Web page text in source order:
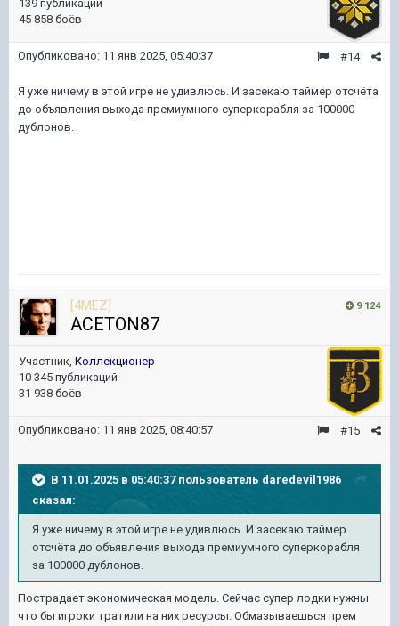
139 публикаций
45 858 боёв
#14
Опубликовано: 11 янв 2025, 05:40:37
Я уже ничему в этой игре не удивлюсь. И засекаю таймер отсчёта
до объявления выхода премиумного суперкорабля за 100000
дублонов.
9 124
[4MEZ]
ACETON87
Участник, Коллекционер
10 345 публикаций
31 938 боёв
#15
Опубликовано: 11 янв 2025, 08:40:57
В 11.01.2025 в 05:40:37 пользователь daredevil1986
сказал:
Я уже ничему в этой игре не удивлюсь. И засекаю таймер
отсчёта до объявления выхода премиумного суперкорабля
за 100000 дублонов.
Пострадает экономическая модель. Сейчас супер лодки нужны
что бы игроки тратили на них ресурсы. Обмазываешься прем